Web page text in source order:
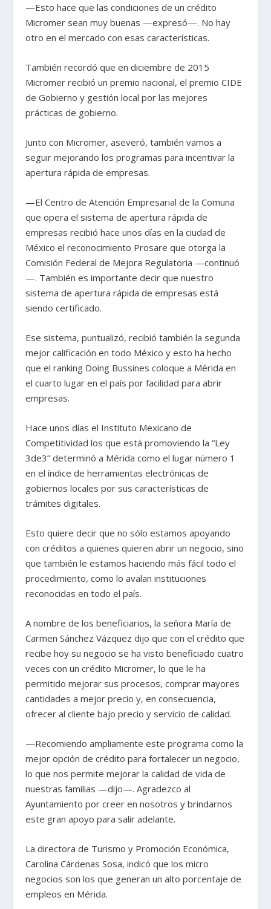
—Esto hace que las condiciones de un crédito
Micromer sean muy buenas —expresó—. No hay
otro en el mercado con esas características.
También recordó que en diciembre de 2015
Micromer recibió un premio nacional, el premio CIDE
de Gobierno y gestión local por las mejores
prácticas de gobierno.
Junto con Micromer, aseveró, también vamos a
seguir mejorando los programas para incentivar la
apertura rápida de empresas.
—El Centro de Atención Empresarial de la Comuna
que opera el sistema de apertura rápida de
empresas recibió hace unos días en la ciudad de
México el reconocimiento Prosare que otorga la
Comisión Federal de Mejora Regulatoria —continuó
—. También es importante decir que nuestro
sistema de apertura rápida de empresas está
siendo certificado.
Ese sistema, puntualizó, recibió también la segunda
mejor calificación en todo México y esto ha hecho
que el ranking Doing Bussines coloque a Mérida en
el cuarto lugar en el país por facilidad para abrir
empresas.
Hace unos días el Instituto Mexicano de
Competitividad los que está promoviendo la “Ley
3de3” determinó a Mérida como el lugar número 1
en el índice de herramientas electrónicas de
gobiernos locales por sus características de
trámites digitales.
Esto quiere decir que no sólo estamos apoyando
con créditos a quienes quieren abrir un negocio, sino
que también le estamos haciendo más fácil todo el
procedimiento, como lo avalan instituciones
reconocidas en todo el país.
A nombre de los beneficiarios, la señora María de
Carmen Sánchez Vázquez dijo que con el crédito que
recibe hoy su negocio se ha visto beneficiado cuatro
veces con un crédito Micromer, lo que le ha
permitido mejorar sus procesos, comprar mayores
cantidades a mejor precio y, en consecuencia,
ofrecer al cliente bajo precio y servicio de calidad.
—Recomiendo ampliamente este programa como la
mejor opción de crédito para fortalecer un negocio,
lo que nos permite mejorar la calidad de vida de
nuestras familias —dijo—. Agradezco al
Ayuntamiento por creer en nosotros y brindarnos
este gran apoyo para salir adelante.
La directora de Turismo y Promoción Económica,
Carolina Cárdenas Sosa, indicó que los micro
negocios son los que generan un alto porcentaje de
empleos en Mérida.